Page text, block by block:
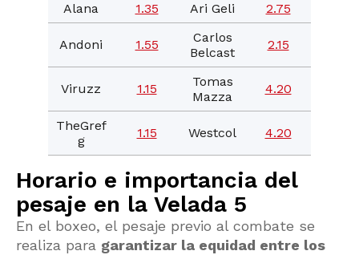
Alana
1.35 Ari Geli 2.75
Andoni 1.55
Carlos
Belcast
2.15
Viruzz 1.15
Tomas
Mazza
4.20
TheGref
g
1.15 Westcol 4.20
Horario e importancia del
pesaje en la Velada 5
En el boxeo, el pesaje previo al combate se
realiza para garantizar la equidad entre los